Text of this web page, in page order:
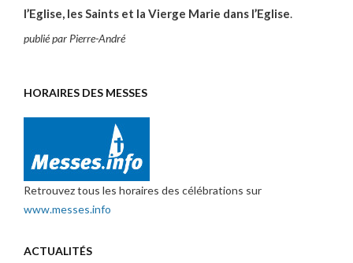
l’Eglise, les Saints et la Vierge Marie dans l’Eglise.
publié par Pierre-André
HORAIRES DES MESSES
Retrouvez tous les horaires des célébrations sur
www.messes.info
ACTUALITÉS